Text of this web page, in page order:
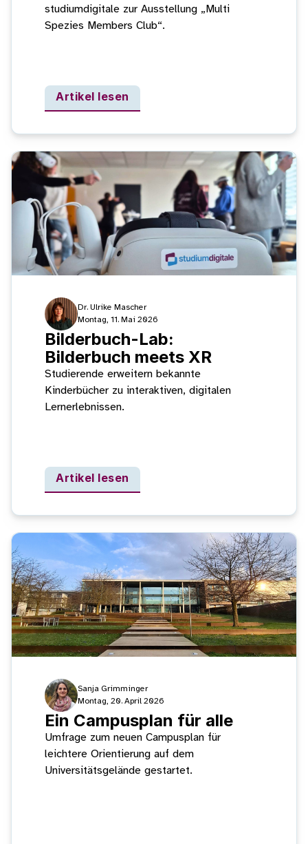
studiumdigitale zur Ausstellung „Multi
Spezies Members Club“.
Artikel lesen
Dr. Ulrike Mascher
Montag, 11. Mai 2026
Bilderbuch-Lab:
Bilderbuch meets XR
Studierende erweitern bekannte
Kinderbücher zu interaktiven, digitalen
Lernerlebnissen.
Artikel lesen
Sanja Grimminger
Montag, 20. April 2026
Ein Campusplan für alle
Umfrage zum neuen Campusplan für
leichtere Orientierung auf dem
Universitätsgelände gestartet.